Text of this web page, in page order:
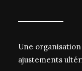
Une
ajustements